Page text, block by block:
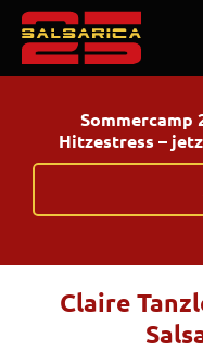
Sommercamp
Hitzestress –
Claire